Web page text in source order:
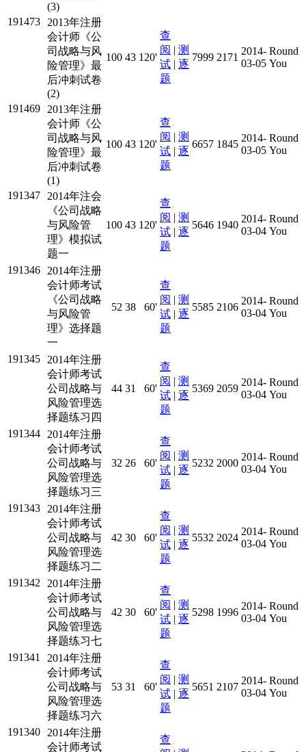
(3)
191473
2013年注册
会计师《公
司战略与风
险管理》最
后冲刺试卷
(2)
100 43 120'
查
阅 | 测
试 | 逐
题
7999 2171
2014-
03-05
Round
You
191469
2013年注册
会计师《公
司战略与风
险管理》最
后冲刺试卷
(1)
100 43 120'
查
阅 | 测
试 | 逐
题
6657 1845
2014-
03-05
Round
You
191347
2014年注会
《公司战略
与风险管
理》模拟试
题一
100 43 120'
查
阅 | 测
试 | 逐
题
5646 1940
2014-
03-04
Round
You
191346
2014年注册
会计师考试
《公司战略
与风险管
理》选择题
一
52 38 60'
查
阅 | 测
试 | 逐
题
5585 2106
2014-
03-04
Round
You
191345
2014年注册
会计师考试
公司战略与
风险管理选
择题练习四
44 31 60'
查
阅 | 测
试 | 逐
题
5369 2059
2014-
03-04
Round
You
191344
2014年注册
会计师考试
公司战略与
风险管理选
择题练习三
32 26 60'
查
阅 | 测
试 | 逐
题
5232 2000
2014-
03-04
Round
You
191343
2014年注册
会计师考试
公司战略与
风险管理选
择题练习二
42 30 60'
查
阅 | 测
试 | 逐
题
5532 2024
2014-
03-04
Round
You
191342
2014年注册
会计师考试
公司战略与
风险管理选
择题练习七
42 30 60'
查
阅 | 测
试 | 逐
题
5298 1996
2014-
03-04
Round
You
191341
2014年注册
会计师考试
公司战略与
风险管理选
择题练习六
53 31 60'
查
阅 | 测
试 | 逐
题
5651 2107
2014-
03-04
Round
You
191340
2014年注册
会计师考试
查